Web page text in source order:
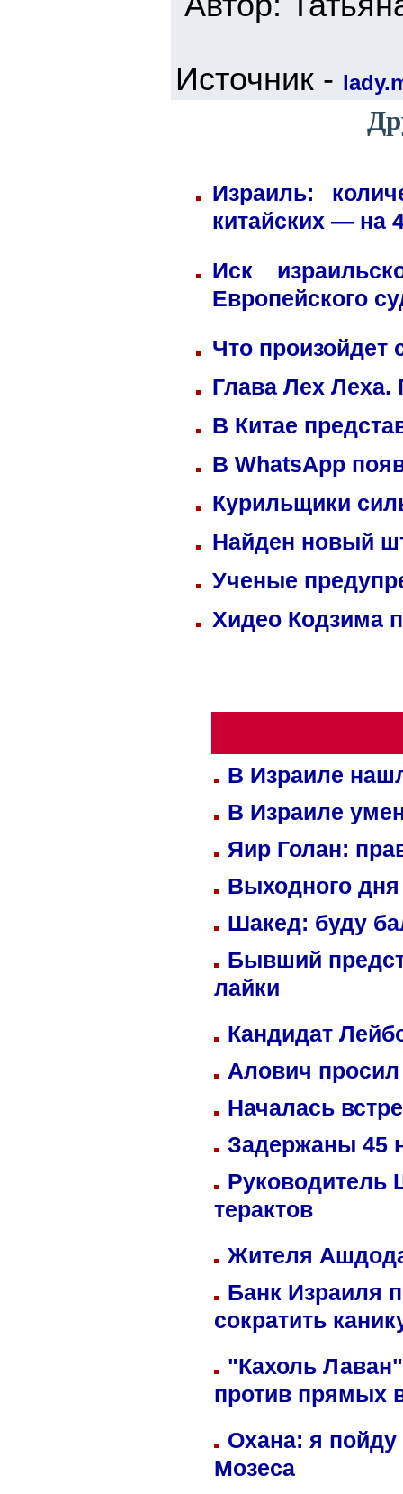
Источник -
Израиль:
китайских — на
Иск
Европейского
Что произойдет
Глава Лех
В Китае
В WhatsApp
Курильщики
Найден новый
Ученые
Хидео Кодзима
В Израиле
В Израиле
Яир Голан:
Выходного
Шакед: буду
Бывший
лайки
Кандидат
Алович просил
Началась
Задержаны 45
Руководитель
терактов
Жителя
Банк Израиля
сократить
"Кахоль
против прямых
Охана: я пойду
Мозеса